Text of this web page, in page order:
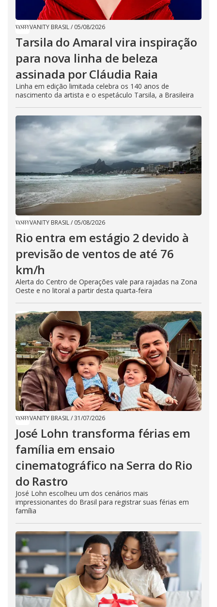
VANITY BRASIL/ 05/08/2026
Tarsila do Amaral vira inspiração
para nova linha de beleza
assinada por Cláudia Raia
Linha em edição limitada celebra os 140 anos de
nascimento da artista e o espetáculo Tarsila, a Brasileira
VANITY BRASIL/ 05/08/2026
Rio entra em estágio 2 devido à
previsão de ventos de até 76
km/h
Alerta do Centro de Operações vale para rajadas na Zona
Oeste e no litoral a partir desta quarta-feira
VANITY BRASIL/31/07/2026
José Lohn transforma férias em
família em ensaio
cinematográfico na Serra do Rio
do Rastro
José Lohn escolheu um dos cenários mais
impressionantes do Brasil para registrar suas férias em
família